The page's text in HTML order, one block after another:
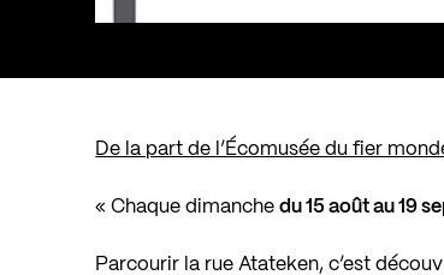
De la part de l’Écomusée du fier
« Chaque dimanchedu 15 août au 19
Parcourir la rue Atateken, c’est